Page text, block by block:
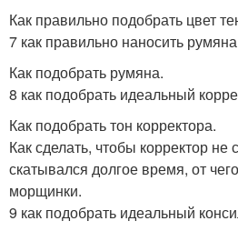
Как правильно подобрать цвет
7 как правильно наносить
Как подобрать румяна.
8 как подобрать идеальный
Как подобрать тон корректора.
Как сделать, чтобы корректор не
скатывался долгое время, от
морщинки.
9 как подобрать идеальный